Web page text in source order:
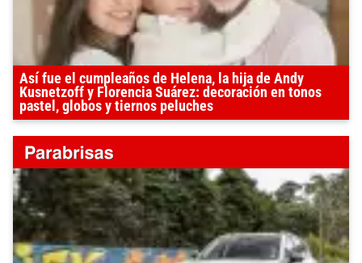
Así fue el cumpleaños de Helena, la hija de Andy
Kusnetzoff y Florencia Suárez: decoración en tonos
pastel, globos y tiernos peluches